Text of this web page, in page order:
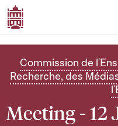
Commission de
Recherche, des
Meeting - 12